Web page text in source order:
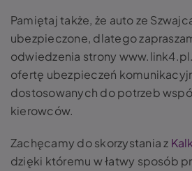
Pamiętaj także, że auto ze
ubezpieczone, dlatego
odwiedzenia strony
ofertę ubezpieczeń
dostosowanych do potrzeb
kierowców.
Zachęcamy do skorzystania z
dzięki któremu w łatwy sposób